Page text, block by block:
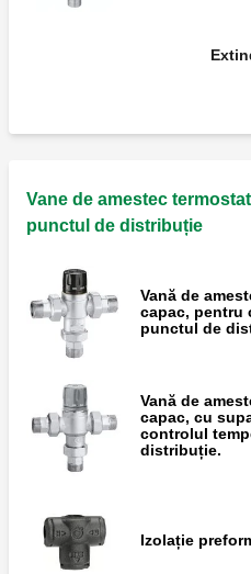
Vană de
reglabilă, cu
intrare, pentru
Vane de amestec
punctul de distribuție
Vană de
capac, pentru
punctul de
Vană de
capac, cu
controlul
distribuție.
Izolație